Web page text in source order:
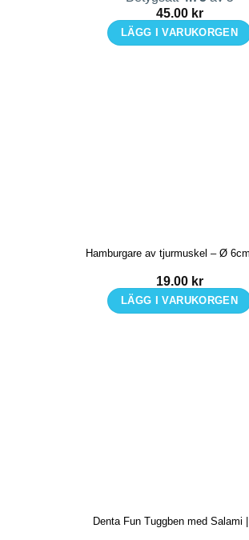
45.00 kr
LÄGG I VARUKORGEN
Hamburgare av tjurmuskel – Ø
19.00 kr
LÄGG I VARUKORGEN
Denta Fun Tuggben med Salami